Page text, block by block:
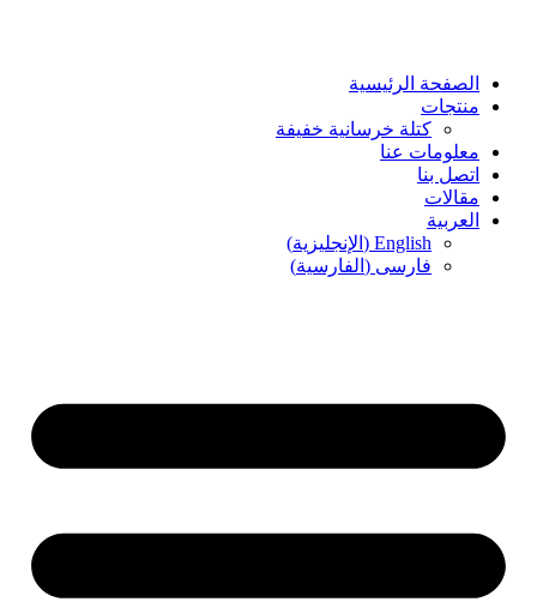
الصفحة الرئيسية
منتجات
كتلة خرسانية خفيفة
معلومات عنا
اتصل بنا
مقالات
العربية
English
( الإنجليزية)
فارسی ( الفارسية)